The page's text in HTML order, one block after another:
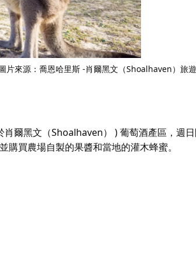
片來源：喬恩哈里斯 -肖爾黑文（Shoalhaven）旅
爾黑文（Shoalhaven） ) 葡萄酒產區，週
購買農場自製的果醬和當地的灌木蜂蜜。